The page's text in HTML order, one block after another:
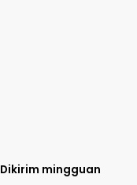
Dikirim mingguan